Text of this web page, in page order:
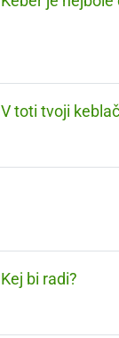
V toti tvoji
Kej bi radi?